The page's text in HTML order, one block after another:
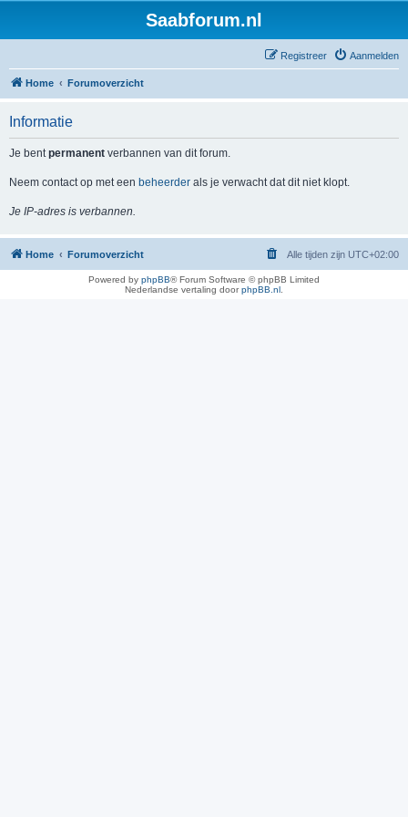
Saabforum.nl
Aanmelden
Registreer
Home Forumoverzicht
Informatie
Je bentpermanent verbannen van dit forum.
Neem contact op met een beheerder als je verwacht dat dit niet klopt.
Je IP-adres is verbannen.
Home Forumoverzicht Alle tijden zijn UTC+02:00
Powered by phpBB® Forum Software © phpBB Limited
Nederlandse vertaling doorphpBB.nl